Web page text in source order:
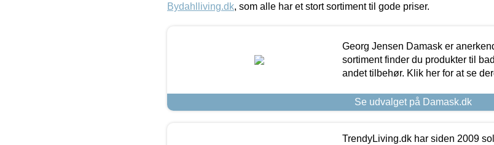
Bydahlliving.dk, som alle har et stort sortiment til gode priser.
Georg Jensen Damask er
sortiment finder du produkter til
andet tilbehør. Klik her for at se
Se udvalget på Damask.dk
TrendyLiving.dk har siden 2009